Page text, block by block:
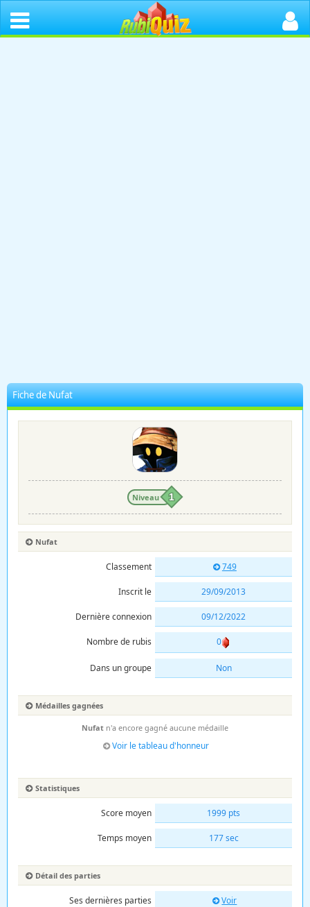
Fiche de Nufat
Niveau 1
Nufat
Classement 749
Inscrit le 29/09/2013
Dernière connexion 09/12/2022
Nombre de rubis 0
Dans un groupe Non
Médailles gagnées
Nufat n'a encore gagné aucune médaille
Voir le tableau d'honneur
Statistiques
Score moyen 1999 pts
Temps moyen 177 sec
Détail des parties
Ses dernières parties Voir